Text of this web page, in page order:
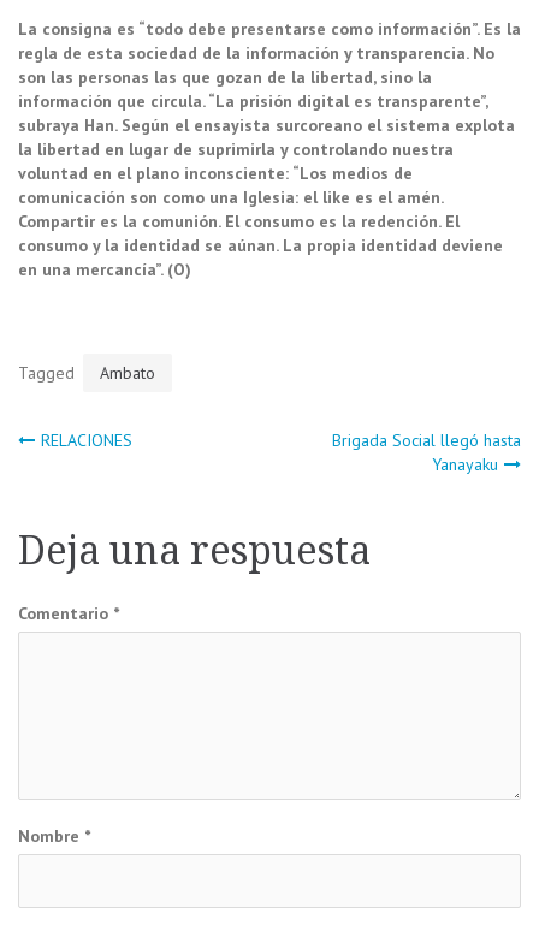
La consigna es “todo debe presentarse como información”. Es la
regla de esta sociedad de la información y transparencia. No
son las personas las que gozan de la libertad, sino la
información que circula. “La prisión digital es transparente”,
subraya Han. Según el ensayista surcoreano el sistema explota
la libertad en lugar de suprimirla y controlando nuestra
voluntad en el plano inconsciente: “Los medios de
comunicación son como una Iglesia: el like es el amén.
Compartir es la comunión. El consumo es la redención. El
consumo y la identidad se aúnan. La propia identidad deviene
en una mercancía”. (O)
Tagged Ambato
Navegación
entradas
RELACIONES
Brigada Social llegó hasta
Yanayaku
Deja una respuesta
Comentario *
Nombre *